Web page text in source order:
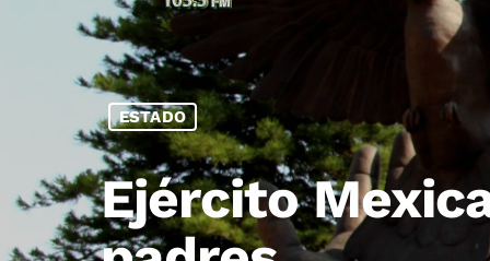
newFeedReading = REITERATE - 1786028124975
newFeedReading = REITERATE - 1786028125132
ESTADO
Ejército